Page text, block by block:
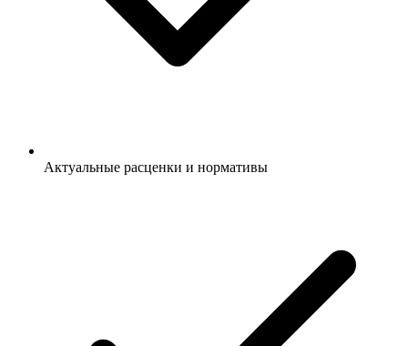
Актуальные расценки и нормативы